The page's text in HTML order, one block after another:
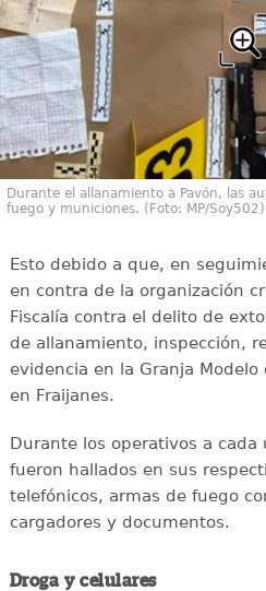
Durante el allanamiento a Pavón, las
fuego y municiones. (Foto: MP/Soy502)
Esto debido a que, en
en contra de la organización
Fiscalía contra el delito de
de allanamiento, inspección,
evidencia en la Granja Modelo
en Fraijanes.
Durante los operativos a cada
fueron hallados en sus
telefónicos, armas de fuego
cargadores y documentos.
Droga y celulares